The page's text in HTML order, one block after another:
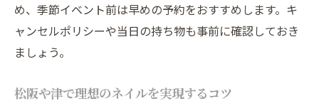
め、季節イベント前は早めの予約をおすすめします。キ
ャンセルポリシーや当日の持ち物も事前に確認しておき
ましょう。
松阪や津で理想のネイルを実現するコツ